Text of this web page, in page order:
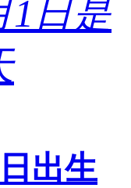
出生